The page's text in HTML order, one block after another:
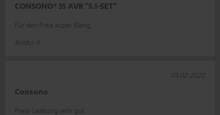
CONSONO® 35 AVR "5.1-SET"
Für den Preis super Klang
Baldur A.
Consono
Preis-Leistung sehr gut
03.02.2020